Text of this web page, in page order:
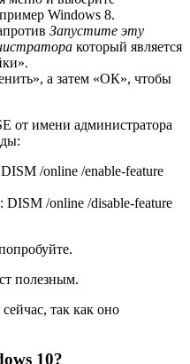
Windows 8.
Запустите эту
который является
а затем «ОК», чтобы
от имени администратора
/online /enable-feature
/online /disable-feature
полезным.
так как оно
10?